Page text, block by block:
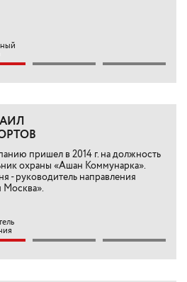
пришел в 2014 г. на должность
охраны «Ашан Коммунарка».
- руководитель направления